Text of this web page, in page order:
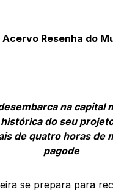
Acervo Resenha do
na capital
do seu
de quatro horas de
pagode
se prepara para